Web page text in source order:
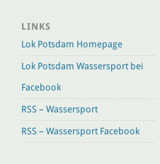
LINKS
Lok Potsdam Homepage
Lok Potsdam Wassersport bei
Facebook
RSS – Wassersport
RSS – Wassersport Facebook